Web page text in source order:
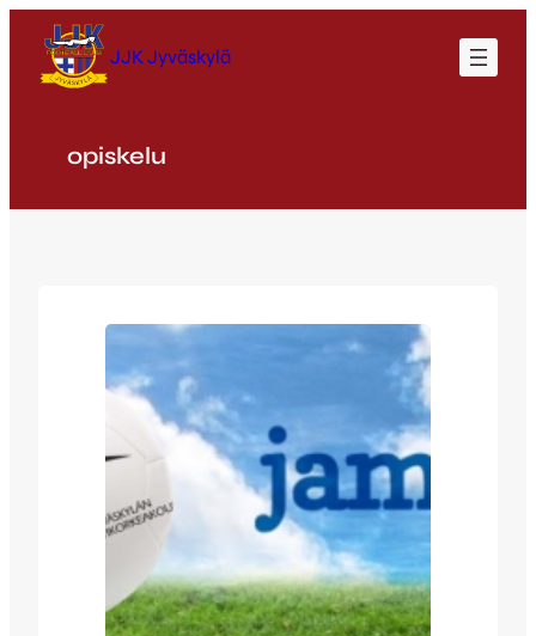
sisältöön
JJK Jyväskylä
opiskelu